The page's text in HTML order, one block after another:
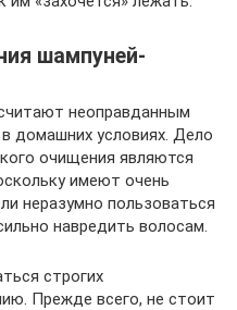
шампуней-
неоправданным
домашних условиях. Дело
очищения являются
имеют очень
неразумно пользоваться
навредить волосам.
строгих
Прежде всего, не стоит